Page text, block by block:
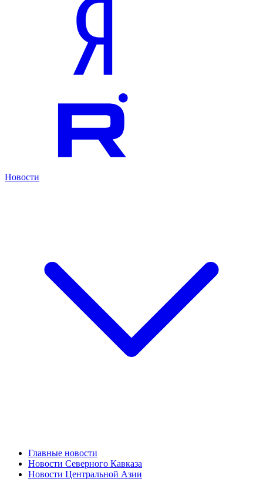
Новости
Главные новости
Новости Северного Кавказа
Новости Центральной Азии